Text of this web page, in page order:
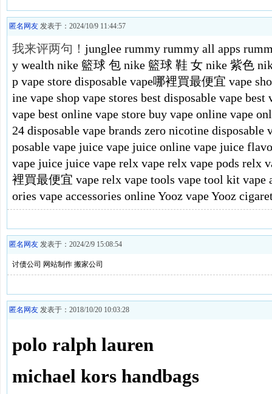
匿名网友 发表于：2024/10/9 11:44:57
我来评两句！ junglee rummy rummy all apps
y wealth nike 籃球 包 nike 籃球 鞋 女 nike 紫色
p vape store disposable vape哪裡買最便宜 vape
ine vape shop vape stores best disposable vape best
vape best online vape store buy vape online vape
24 disposable vape brands zero nicotine disposable
posable vape juice vape juice online vape juice
vape juice juice vape relx vape relx vape pods relx
裡買最便宜 vape relx vape tools vape tool kit vape
ories vape accessories onlineYooz vapeYooz
匿名网友 发表于：2024/2/9 15:08:54
讨债公司 网站制作 搬家公司
匿名网友 发表于：2018/10/20 10:03:28
polo ralph lauren
michael kors handbags